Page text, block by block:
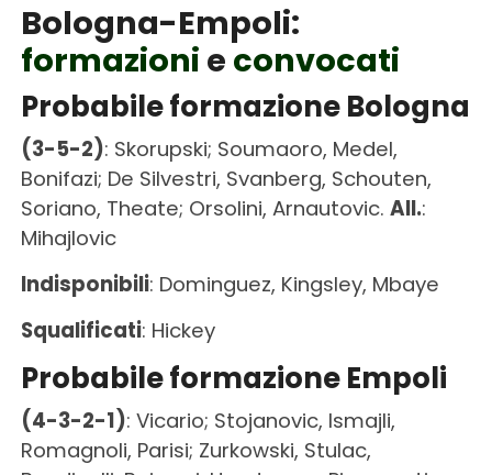
Bologna-Empoli:
formazioni e convocati
Probabile formazione Bologna
(3-5-2): Skorupski; Soumaoro, Medel,
Bonifazi; De Silvestri, Svanberg, Schouten,
Soriano, Theate; Orsolini, Arnautovic. All.:
Mihajlovic
Indisponibili: Dominguez, Kingsley, Mbaye
Squalificati: Hickey
Probabile formazione Empoli
(4-3-2-1): Vicario; Stojanovic, Ismajli,
Romagnoli, Parisi; Zurkowski, Stulac,